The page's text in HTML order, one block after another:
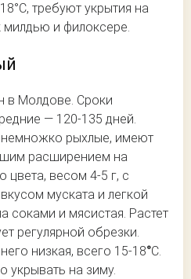
требуют укрытия на
милдью и филоксере.
в Молдове. Сроки
— 120-135 дней.
немножко рыхлые, имеют
расширением на
цвета, весом 4-5 г, с
муската и легкой
соками и мясистая. Растет
регулярной обрезки.
низкая, всего 15-18°С.
укрывать на зиму.